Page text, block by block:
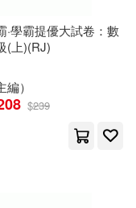
·學霸提優大試卷：數
(上)(RJ)
編）
$239